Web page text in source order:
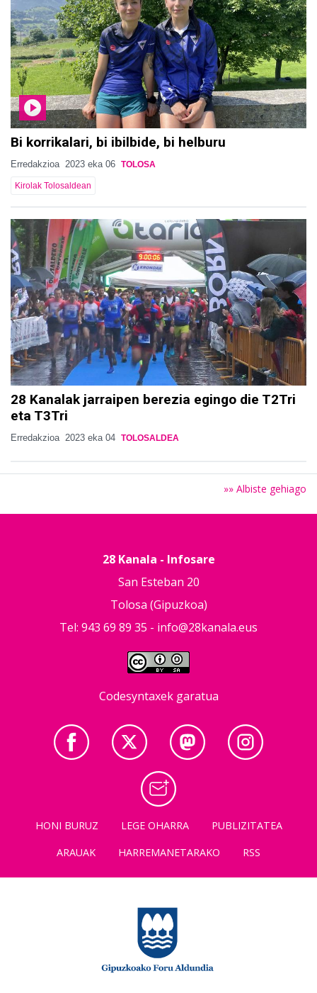
Bi korrikalari, bi ibilbide, bi helburu
Erredakzioa 2023 eka 06 TOLOSA
Kirolak Tolosaldean
28 Kanalak jarraipen berezia egingo die T2Tri
eta T3Tri
Erredakzioa 2023 eka 04 TOLOSALDEA
»» Albiste gehiago
28 Kanala - Infosare
San Esteban 20
Tolosa (Gipuzkoa)
Tel: 943 69 89 35 - info@28kanala.eus
Codesyntaxek garatua
HONI BURUZ LEGE OHARRA
PUBLIZITATEA
ARAUAK
HARREMANETARAKO RSS